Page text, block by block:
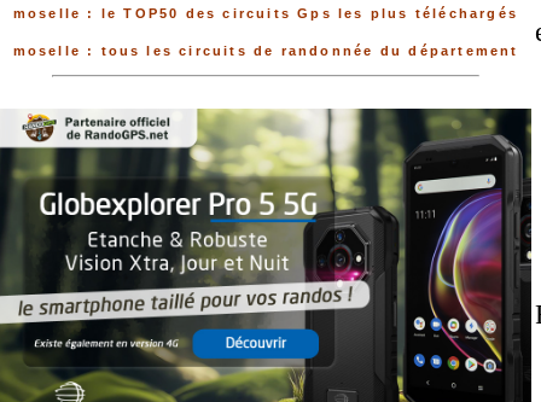
moselle : le TOP50 des circuits Gps les plus téléchargés
moselle : tous les circuits de randonnée du département